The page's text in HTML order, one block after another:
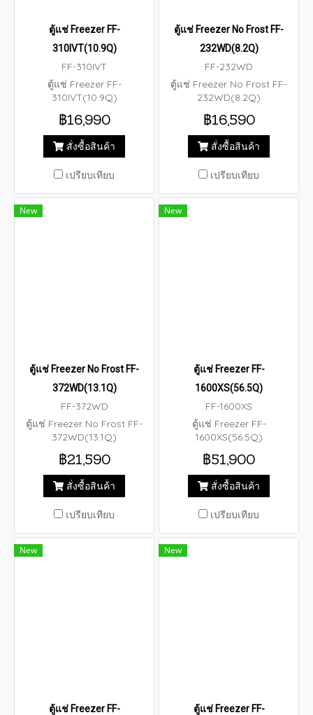
ตู้แช่ Freezer FF-
310IVT(10.9Q)
FF-310IVT
ตู้แช่ Freezer FF-
310IVT(10.9Q)
฿16,990
สั่งซื้อสินค้า
เปรียบเทียบ
ตู้แช่ Freezer No Frost FF-
232WD(8.2Q)
FF-232WD
ตู้แช่ Freezer No Frost FF-
232WD(8.2Q)
฿16,590
สั่งซื้อสินค้า
เปรียบเทียบ
New
ตู้แช่ Freezer No Frost FF-
372WD(13.1Q)
FF-372WD
ตู้แช่ Freezer No Frost FF-
372WD(13.1Q)
฿21,590
สั่งซื้อสินค้า
เปรียบเทียบ
New
ตู้แช่ Freezer FF-
1600XS(56.5Q)
FF-1600XS
ตู้แช่ Freezer FF-
1600XS(56.5Q)
฿51,900
สั่งซื้อสินค้า
เปรียบเทียบ
New
ตู้แช่ Freezer FF-
New
ตู้แช่ Freezer FF-